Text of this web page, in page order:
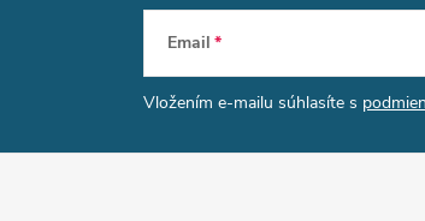
Email
Vložením e-mailu súhlasíte s